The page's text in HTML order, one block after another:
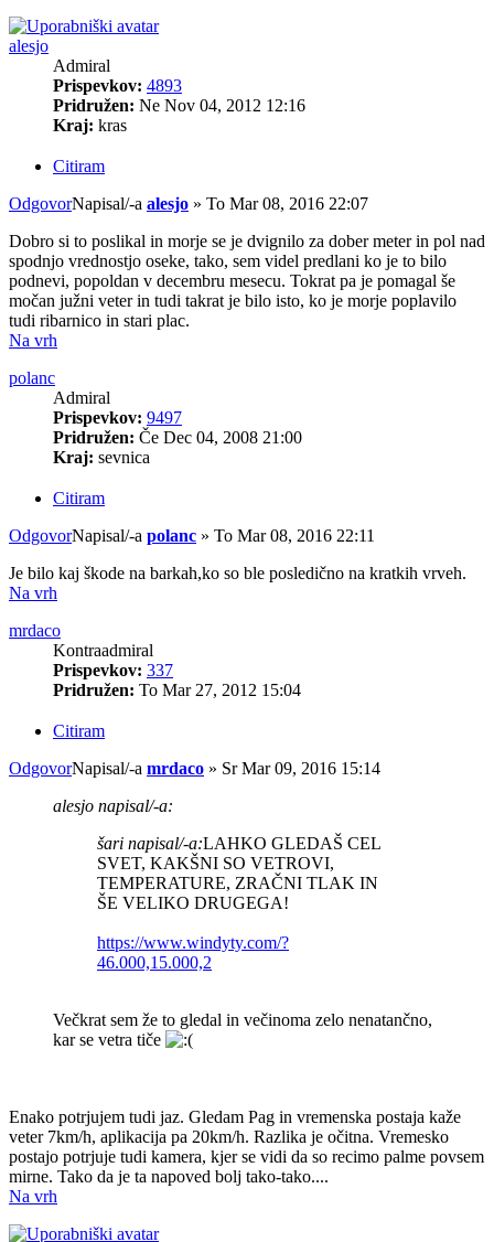
alesjo
Admiral
Prispevkov: 4893
Pridružen: Ne Nov 04, 2012 12:16
Kraj: kras
Citiram
OdgovorNapisal/-a alesjo » To Mar 08, 2016 22:07
Dobro si to poslikal in morje se je dvignilo za dober meter in pol nad
spodnjo vrednostjo oseke, tako, sem videl predlani ko je to bilo
podnevi, popoldan v decembru mesecu. Tokrat pa je pomagal še
močan južni veter in tudi takrat je bilo isto, ko je morje poplavilo
tudi ribarnico in stari plac.
Na vrh
polanc
Admiral
Prispevkov: 9497
Pridružen: Če Dec 04, 2008 21:00
Kraj: sevnica
Citiram
OdgovorNapisal/-a polanc » To Mar 08, 2016 22:11
Je bilo kaj škode na barkah,ko so ble posledično na kratkih vrveh.
Na vrh
mrdaco
Kontraadmiral
Prispevkov: 337
Pridružen: To Mar 27, 2012 15:04
Citiram
OdgovorNapisal/-a mrdaco » Sr Mar 09, 2016 15:14
alesjo napisal/-a:
šari napisal/-a:LAHKO GLEDAŠ CEL
SVET, KAKŠNI SO VETROVI,
TEMPERATURE, ZRAČNI TLAK IN
ŠE VELIKO DRUGEGA!
https://www.windyty.com/?
46.000,15.000,2
Večkrat sem že to gledal in večinoma zelo nenatančno,
kar se vetra tiče
Enako potrjujem tudi jaz. Gledam Pag in vremenska postaja kaže
veter 7km/h, aplikacija pa 20km/h. Razlika je očitna. Vremesko
postajo potrjuje tudi kamera, kjer se vidi da so recimo palme povsem
mirne. Tako da je ta napoved bolj tako-tako....
Na vrh